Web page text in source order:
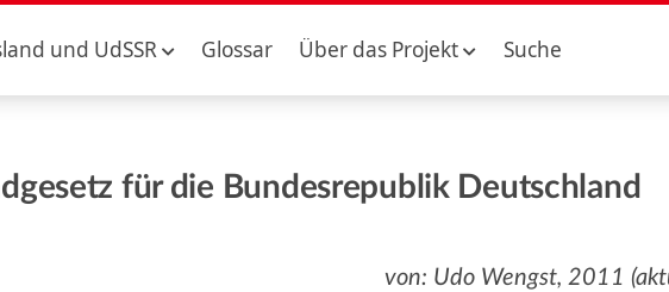
und UdSSR Glossar Über das Projekt Suche
für die Bundesrepublik Deutschland
von: Udo Wengst, 2011